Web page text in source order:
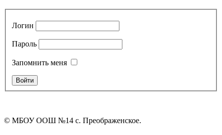
Логин
Пароль
Запомнить меня
© МБОУ ООШ №14 с. Преображенское.